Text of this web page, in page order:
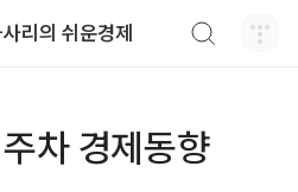
리의 쉬운경제
차 경제동향